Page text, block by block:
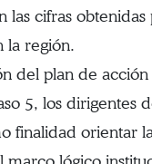
las cifras
la región.
plan de acción
5, los dirigentes
finalidad orientar